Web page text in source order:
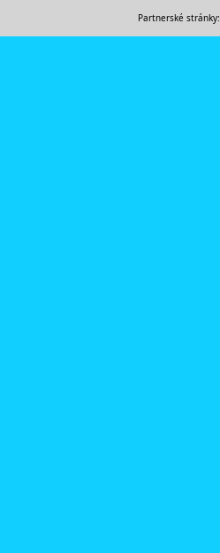
Partnerské stránky: